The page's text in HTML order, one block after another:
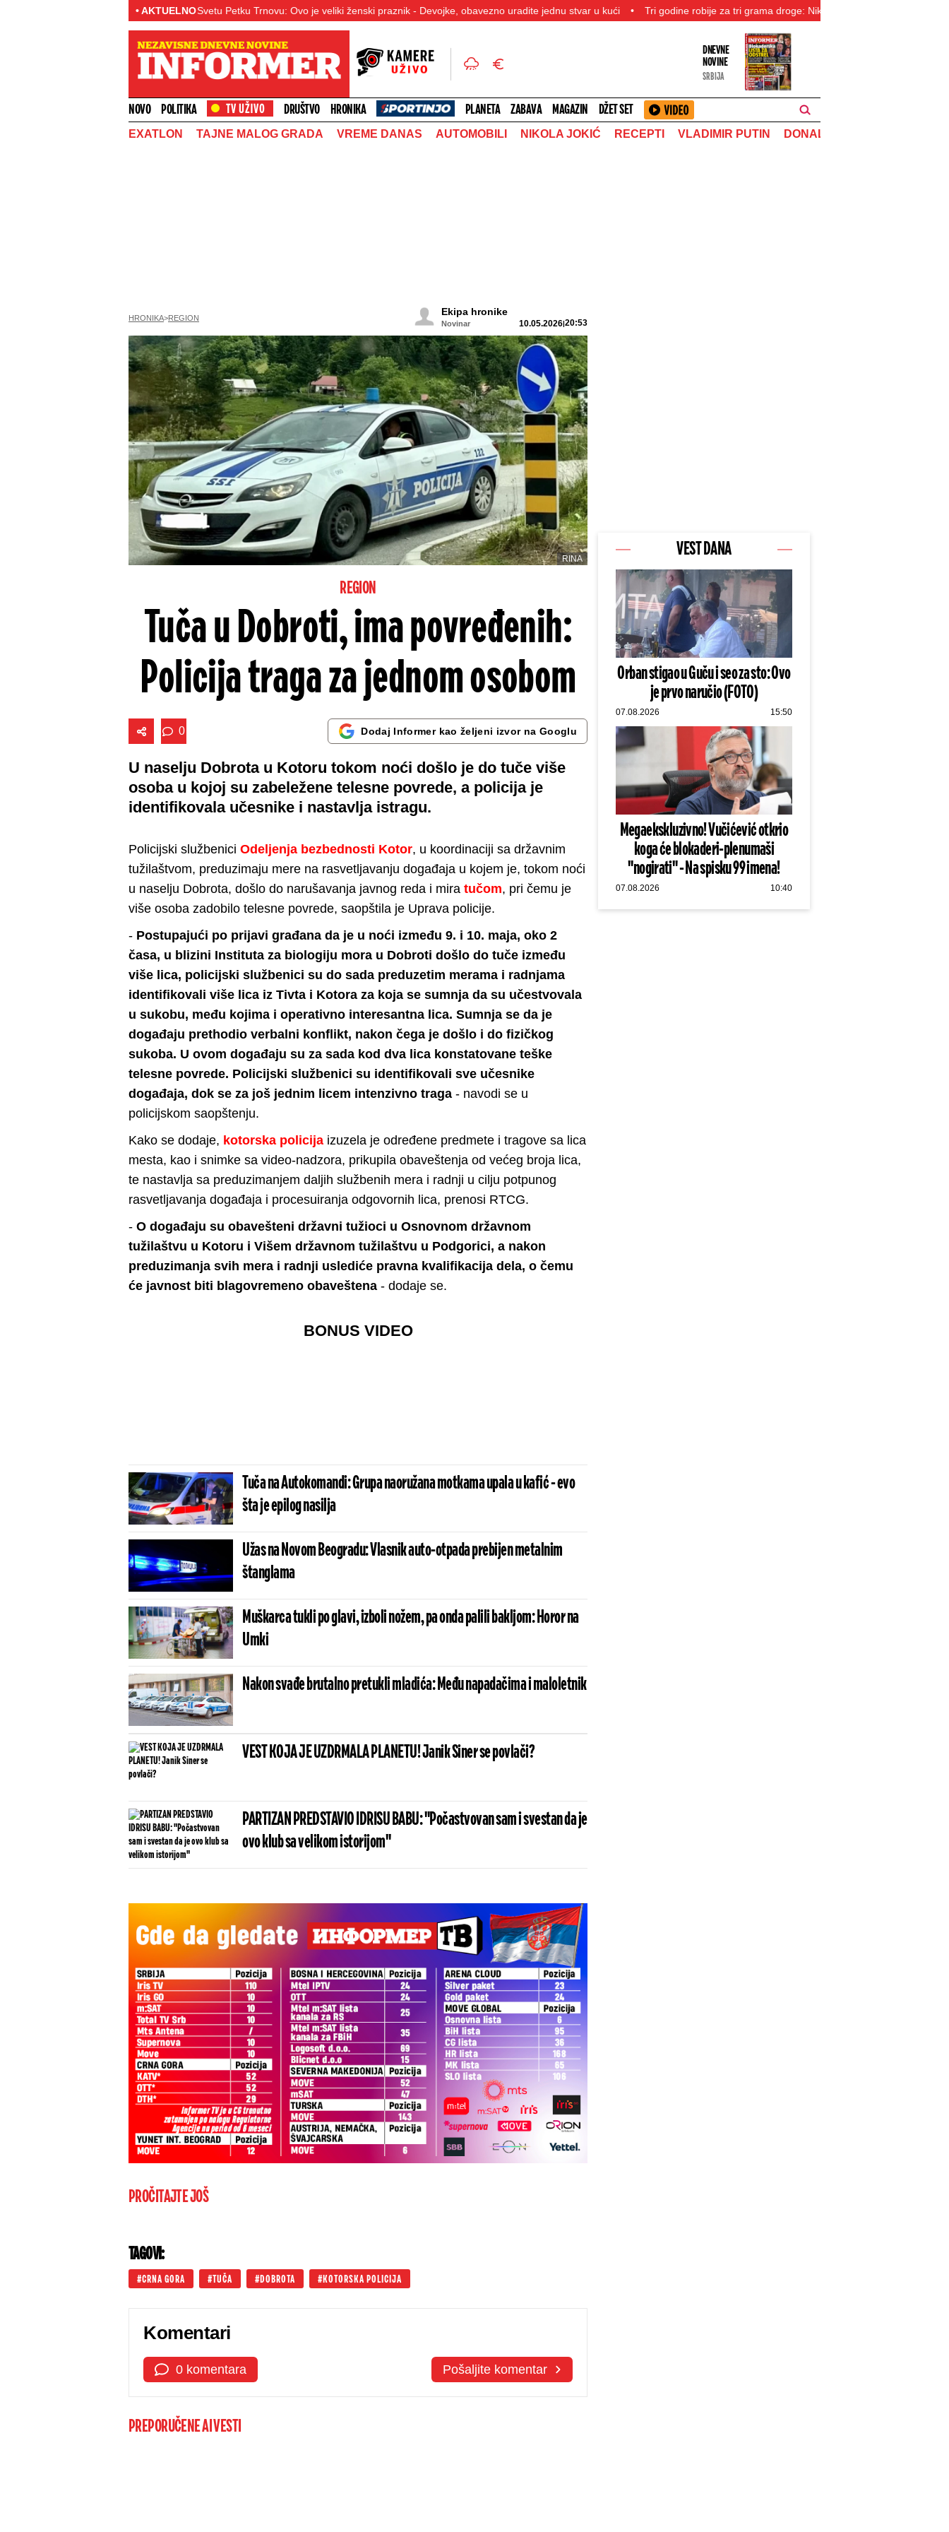
• AKTUELNO
Slavimo Svetu Petku Trnovu: Ovo je veliki ženski praznik - Devojke, obavezno uradite jednu stvar u kući Tri godine robije za tri grama droge: Nikšićanin osuđen zbog prodaje heroina,
DNEVNE
NOVINE
SRBIJA
NOVO POLITIKA DRUŠTVO HRONIKA PLANETA ZABAVA MAGAZIN DŽET SET
EXATLON TAJNE MALOG GRADA VREME DANAS AUTOMOBILI NIKOLA JOKIĆ RECEPTI VLADIMIR PUTIN DONALD TRAMP
HRONIKA REGION
Ekipa hronike
Novinar 10.05.2026 20:53
RINA
REGION
Tuča u Dobroti, ima povređenih:
Policija traga za jednom osobom
0 Dodaj Informer kao željeni izvor na Googlu
U naselju Dobrota u Kotoru tokom noći došlo je do tuče više
osoba u kojoj su zabeležene telesne povrede, a policija je
identifikovala učesnike i nastavlja istragu.
Policijski službenici Odeljenja bezbednosti Kotor, u koordinaciji sa državnim
tužilaštvom, preduzimaju mere na rasvetljavanju događaja u kojem je, tokom noći
u naselju Dobrota, došlo do narušavanja javnog reda i mira tučom, pri čemu je
više osoba zadobilo telesne povrede, saopštila je Uprava policije.
- Postupajući po prijavi građana da je u noći između 9. i 10. maja, oko 2
časa, u blizini Instituta za biologiju mora u Dobroti došlo do tuče između
više lica, policijski službenici su do sada preduzetim merama i radnjama
identifikovali više lica iz Tivta i Kotora za koja se sumnja da su učestvovala
u sukobu, među kojima i operativno interesantna lica. Sumnja se da je
događaju prethodio verbalni konflikt, nakon čega je došlo i do fizičkog
sukoba. U ovom događaju su za sada kod dva lica konstatovane teške
telesne povrede. Policijski službenici su identifikovali sve učesnike
događaja, dok se za još jednim licem intenzivno traga - navodi se u
policijskom saopštenju.
Kako se dodaje, kotorska policija izuzela je određene predmete i tragove sa lica
mesta, kao i snimke sa video-nadzora, prikupila obaveštenja od većeg broja lica,
te nastavlja sa preduzimanjem daljih službenih mera i radnji u cilju potpunog
rasvetljavanja događaja i procesuiranja odgovornih lica, prenosi RTCG.
- O događaju su obavešteni državni tužioci u Osnovnom državnom
tužilaštvu u Kotoru i Višem državnom tužilaštvu u Podgorici, a nakon
preduzimanja svih mera i radnji uslediće pravna kvalifikacija dela, o čemu
će javnost biti blagovremeno obaveštena - dodaje se.
BONUS VIDEO
Tuča na Autokomandi: Grupa naoružana motkama upala u kafić - evo
šta je epilog nasilja
Užas na Novom Beogradu: Vlasnik auto-otpada prebijen metalnim
štanglama
Muškarca tukli po glavi, izboli nožem, pa onda palili bakljom: Horor na
Umki
Nakon svađe brutalno pretukli mladića: Među napadačima i maloletnik
VEST KOJA JE UZDRMALA PLANETU! Janik Siner se povlači?
PARTIZAN PREDSTAVIO IDRISU BABU: "Počastvovan sam i svestan da je
ovo klub sa velikom istorijom"
PROČITAJTE JOŠ
TAGOVI:
CRNA GORA TUČA DOBROTA KOTORSKA POLICIJA
Komentari
0 komentara Pošaljite komentar
PREPORUČENE AI VESTI
VEST DANA
Orban stigao u Guču i seo za sto: Ovo
je prvo naručio (FOTO)
07.08.2026 15:50
Megaekskluzivno! Vučićević otkrio
koga će blokaderi-plenumaši
"nogirati" - Na spisku 99 imena!
07.08.2026 10:40